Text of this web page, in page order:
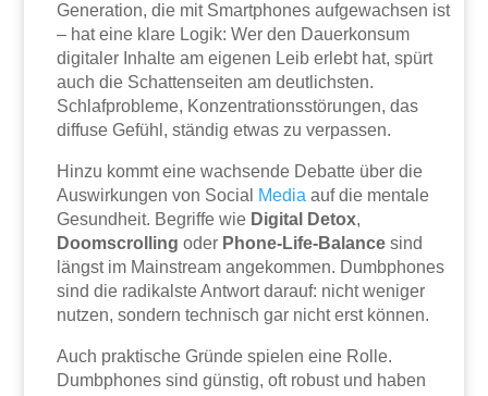
Generation, die mit Smartphones aufgewachsen ist
– hat eine klare Logik: Wer den Dauerkonsum
digitaler Inhalte am eigenen Leib erlebt hat, spürt
auch die Schattenseiten am deutlichsten.
Schlafprobleme, Konzentrationsstörungen, das
diffuse Gefühl, ständig etwas zu verpassen.
Hinzu kommt eine wachsende Debatte über die
Auswirkungen von Social Media auf die mentale
Gesundheit. Begriffe wie Digital Detox,
Doomscrolling oder Phone-Life-Balance sind
längst im Mainstream angekommen. Dumbphones
sind die radikalste Antwort darauf: nicht weniger
nutzen, sondern technisch gar nicht erst können.
Auch praktische Gründe spielen eine Rolle.
Dumbphones sind günstig, oft robust und haben